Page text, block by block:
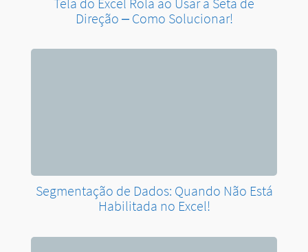
Direção – Como Solucionar!
Segmentação de Dados: Quando Não Está
Habilitada no Excel!